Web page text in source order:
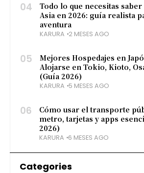
04
Todo lo que necesitas
Asia en 2026: guía realista
aventura
KARURA 2 MESES AGO
05
Mejores Hospedajes en
Alojarse en Tokio, Kioto,
(Guía 2026)
KARURA 5 MESES AGO
06
Cómo usar el transporte
metro, tarjetas y apps
2026)
KARURA 6 MESES AGO
Categories